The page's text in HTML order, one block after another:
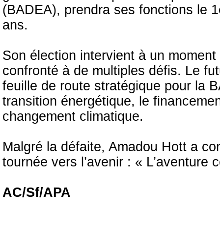
(BADEA), prendra ses fonctions le
ans.
Son élection intervient à un
confronté à de multiples défis. Le
feuille de route stratégique pour la
transition énergétique, le
changement climatique.
Malgré la défaite, Amadou Hott a
tournée vers l’avenir : « L’aventure
AC/Sf/APA